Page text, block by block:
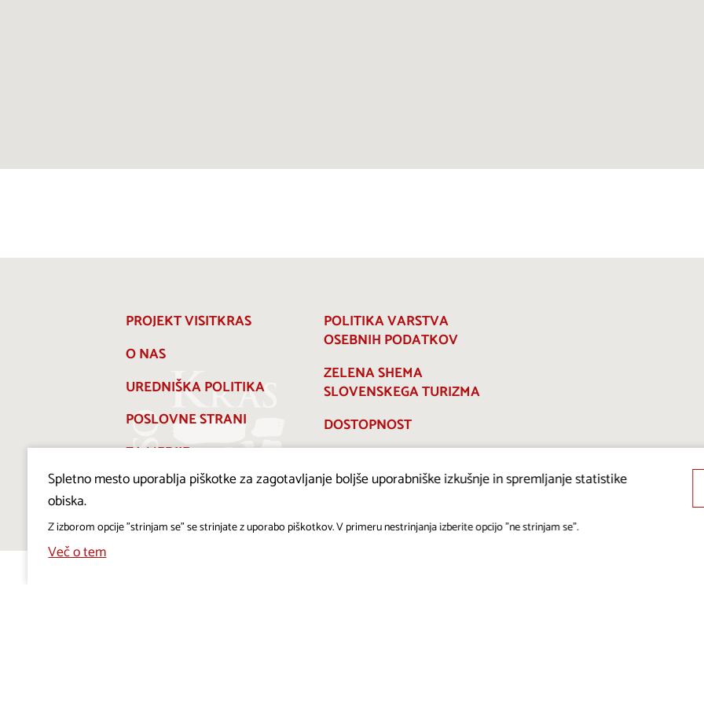
PROJEKT VISITKRAS
O NAS
UREDNIŠKA POLITIKA
POSLOVNE STRANI
ZA MEDIJE
PRAVILNIK O PIŠKOTKIH
POLITIKA VARSTVA
OSEBNIH PODATKOV
ZELENA SHEMA
SLOVENSKEGA TURIZMA
DOSTOPNOST
Spletno mesto uporablja piškotke za zagotavljanje boljše uporabniške izkušnje in spremljanje statistike
obiska.
Z izborom opcije "strinjam se" se strinjate z uporabo piškotkov. V primeru nestrinjanja izberite opcijo "ne strinjam se".
Več o tem